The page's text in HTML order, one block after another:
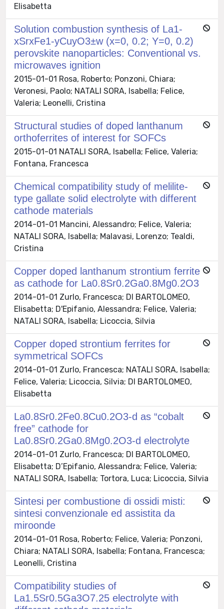
Elisabetta
Solution combustion synthesis of La1-
xSrxFe1-yCuyO3±w (x=0, 0.2; Y=0, 0.2)
perovskite nanoparticles: Conventional vs.
microwaves ignition
2015-01-01 Rosa, Roberto; Ponzoni, Chiara;
Veronesi, Paolo; NATALI SORA, Isabella; Felice,
Valeria; Leonelli, Cristina
Structural studies of doped lanthanum
orthoferrites of interest for SOFCs
2015-01-01 NATALI SORA, Isabella; Felice, Valeria;
Fontana, Francesca
Chemical compatibility study of melilite-
type gallate solid electrolyte with different
cathode materials
2014-01-01 Mancini, Alessandro; Felice, Valeria;
NATALI SORA, Isabella; Malavasi, Lorenzo; Tealdi,
Cristina
Copper doped lanthanum strontium ferrite
as cathode for La0.8Sr0.2Ga0.8Mg0.2O3
2014-01-01 Zurlo, Francesca; DI BARTOLOMEO,
Elisabetta; D'Epifanio, Alessandra; Felice, Valeria;
NATALI SORA, Isabella; Licoccia, Silvia
Copper doped strontium ferrites for
symmetrical SOFCs
2014-01-01 Zurlo, Francesca; NATALI SORA, Isabella;
Felice, Valeria; Licoccia, Silvia; DI BARTOLOMEO,
Elisabetta
La0.8Sr0.2Fe0.8Cu0.2O3-d as “cobalt
free” cathode for
La0.8Sr0.2Ga0.8Mg0.2O3-d electrolyte
2014-01-01 Zurlo, Francesca; DI BARTOLOMEO,
Elisabetta; D’Epifanio, Alessandra; Felice, Valeria;
NATALI SORA, Isabella; Tortora, Luca; Licoccia, Silvia
Sintesi per combustione di ossidi misti:
sintesi convenzionale ed assistita da
miroonde
2014-01-01 Rosa, Roberto; Felice, Valeria; Ponzoni,
Chiara; NATALI SORA, Isabella; Fontana, Francesca;
Leonelli, Cristina
Compatibility studies of
La1.5Sr0.5Ga3O7.25 electrolyte with